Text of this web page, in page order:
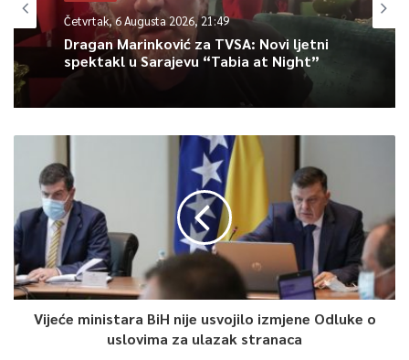
Četvrtak, 6 Augusta 2026, 21:49
Dragan Marinković za TVSA: Novi ljetni
spektakl u Sarajevu “Tabia at Night”
Vijeće ministara BiH nije usvojilo izmjene Odluke o
uslovima za ulazak stranaca